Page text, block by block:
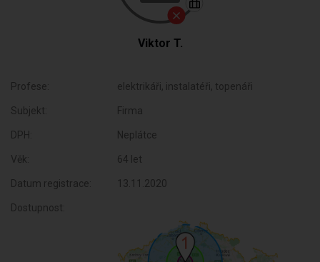
Viktor T.
Profese: elektrikáři, instalatéři, topenáři
Subjekt: Firma
DPH: Neplátce
Věk: 64 let
Datum registrace: 13.11.2020
Dostupnost: